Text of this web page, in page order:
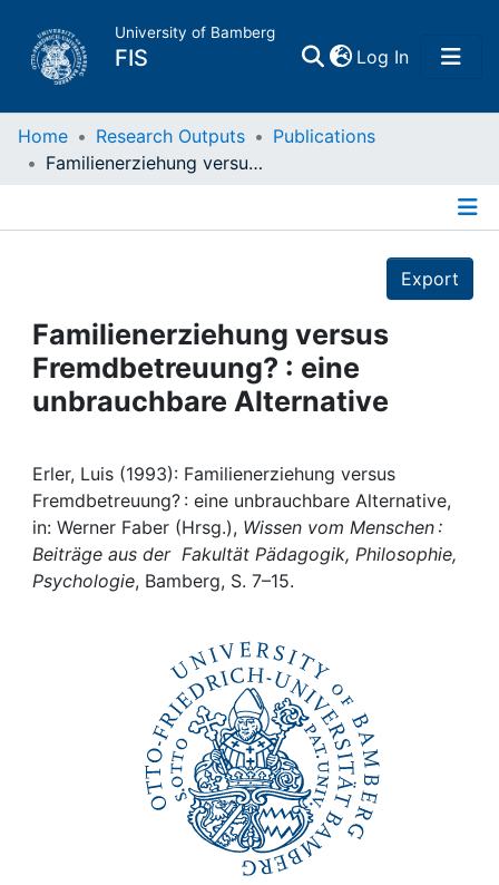
University of Bamberg
FIS Log In(current)
Home
Projects
People
Awards
My FIS
Home Research Outputs
Publications
Familienerziehung versus Fremdbetreuung? : eine unbrauchbare Alternative
Export
Familienerziehung versus
Fremdbetreuung? : eine
unbrauchbare Alternative
Erler, Luis (1993): Familienerziehung versus
Fremdbetreuung? : eine unbrauchbare Alternative,
in: Werner Faber (Hrsg.), Wissen vom Menschen :
Beiträge aus der Fakultät Pädagogik, Philosophie,
Psychologie, Bamberg, S. 7–15.